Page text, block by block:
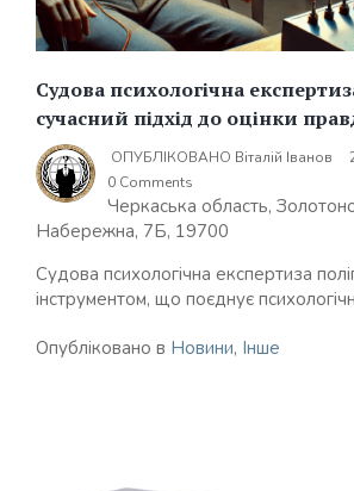
Судова психологічна
сучасний підхід до оцінки
ОПУБЛІКОВАНО Віталій Іванов
0 Comments
Черкаська область,
Набережна, 7Б, 19700
Судова психологічна експертиза
інструментом, що поєднує
Опубліковано в Новини, Інше